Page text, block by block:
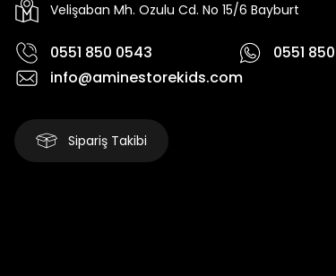
Velişaban Mh. Ozulu Cd. No 15/6 Bayburt
0551 850 0543
0551
info@aminestorekids.com
Sipariş Takibi